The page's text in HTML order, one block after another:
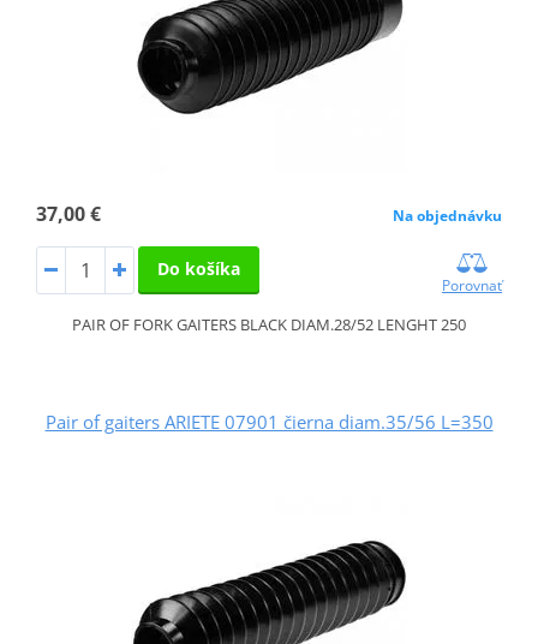
37,00 € Na objednávku
Do košíka
Porovnať
PAIR OF FORK GAITERS BLACK DIAM.28/52 LENGHT 250
Pair of gaiters ARIETE 07901 čierna diam.35/56 L=350